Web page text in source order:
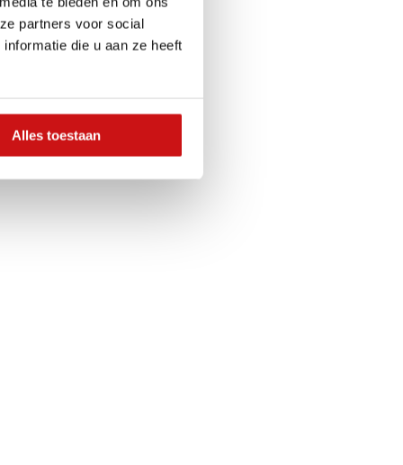
partners voor social
die u aan ze heeft
Alles toestaan